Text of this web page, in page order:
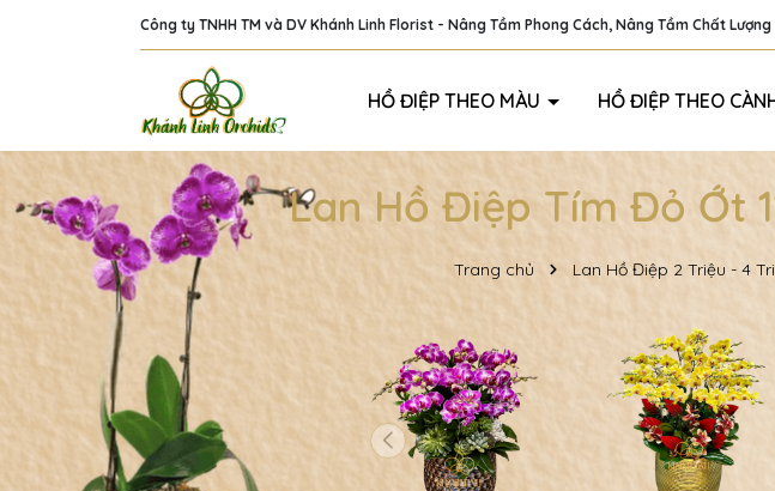
Công ty TNHH TM và DV Khánh Linh Florist - Nâng Tầm Phong Cách, Nâng Tầm Chất Lượng
HỒ ĐIỆP THEO MÀU HỒ ĐIỆP THEO
Lan Hồ Điệp Tím Đỏ Ớt
Trang chủ Lan Hồ Điệp 2 Triệu - 4